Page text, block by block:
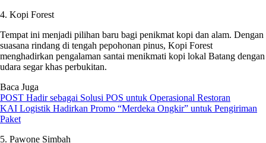
4. Kopi Forest
Tempat ini menjadi pilihan baru bagi penikmat kopi dan alam. Dengan
suasana rindang di tengah pepohonan pinus, Kopi Forest
menghadirkan pengalaman santai menikmati kopi lokal Batang dengan
udara segar khas perbukitan.
Baca Juga
POST Hadir sebagai Solusi POS untuk Operasional Restoran
KAI Logistik Hadirkan Promo “Merdeka Ongkir” untuk Pengiriman
Paket
5. Pawone Simbah